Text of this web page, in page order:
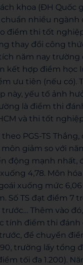
khoa (ĐH Quốc
nhiều ngành
điểm thi tốt
thay đổi công
năm nay trường
kết hợp điểm học
ưu tiên (nếu có).
này, yếu tố ảnh
là điểm thi
và thi tốt nghiệp
PGS-TS
giảm so với
động mạnh nhất,
4,78. Môn
xuống mức
Số TS đạt điểm 7
trước… Thêm vào
tính điểm thi đánh
để chuyển
trường lấy tổng
tối đa 1.200).